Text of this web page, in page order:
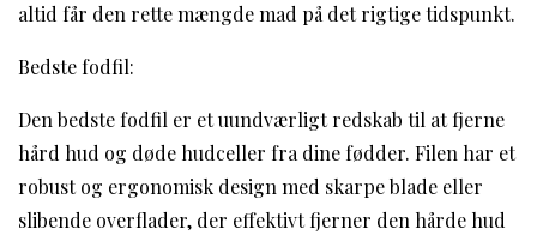
altid får den rette mængde mad på det rigtige tidspunkt.
Bedste fodfil:
Den bedste fodfil er et uundværligt redskab til at fjerne
hård hud og døde hudceller fra dine fødder. Filen har et
robust og ergonomisk design med skarpe blade eller
slibende overflader, der effektivt fjerner den hårde hud